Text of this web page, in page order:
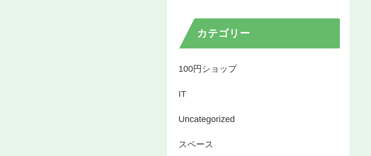
カテゴリー
100円ショップ
IT
Uncategorized
スペース